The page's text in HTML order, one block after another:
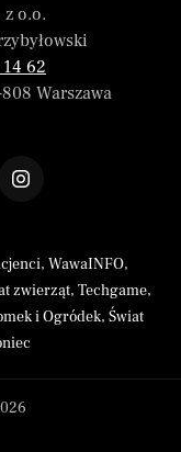
o.o.
62
Warszawa
, WawaINFO,
zwierząt, Techgame,
i Ogródek, Świat